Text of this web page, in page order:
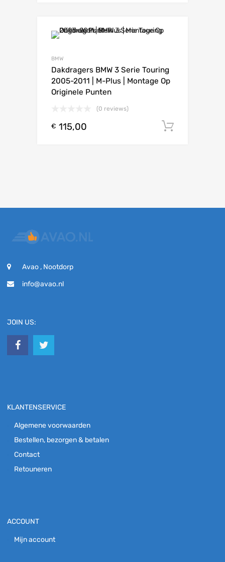
BMW
Dakdragers BMW 3 Serie Touring
2005-2011 | M-Plus | Montage Op
Originele Punten
(0 reviews)
€ 115,00
Avao , Nootdorp
info@avao.nl
JOIN US:
KLANTENSERVICE
Algemene voorwaarden
Bestellen, bezorgen & betalen
Contact
Retouneren
ACCOUNT
Mijn account